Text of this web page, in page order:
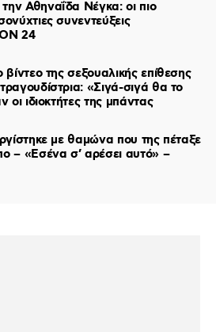
Αθηναΐδα Νέγκα: οι πιο
συνεντεύξεις
24
της σεξουαλικής επίθεσης
«Σιγά-σιγά θα το
οι ιδιοκτήτες της μπάντας
με θαμώνα που της πέταξε
– «Εσένα σ’ αρέσει αυτό» –